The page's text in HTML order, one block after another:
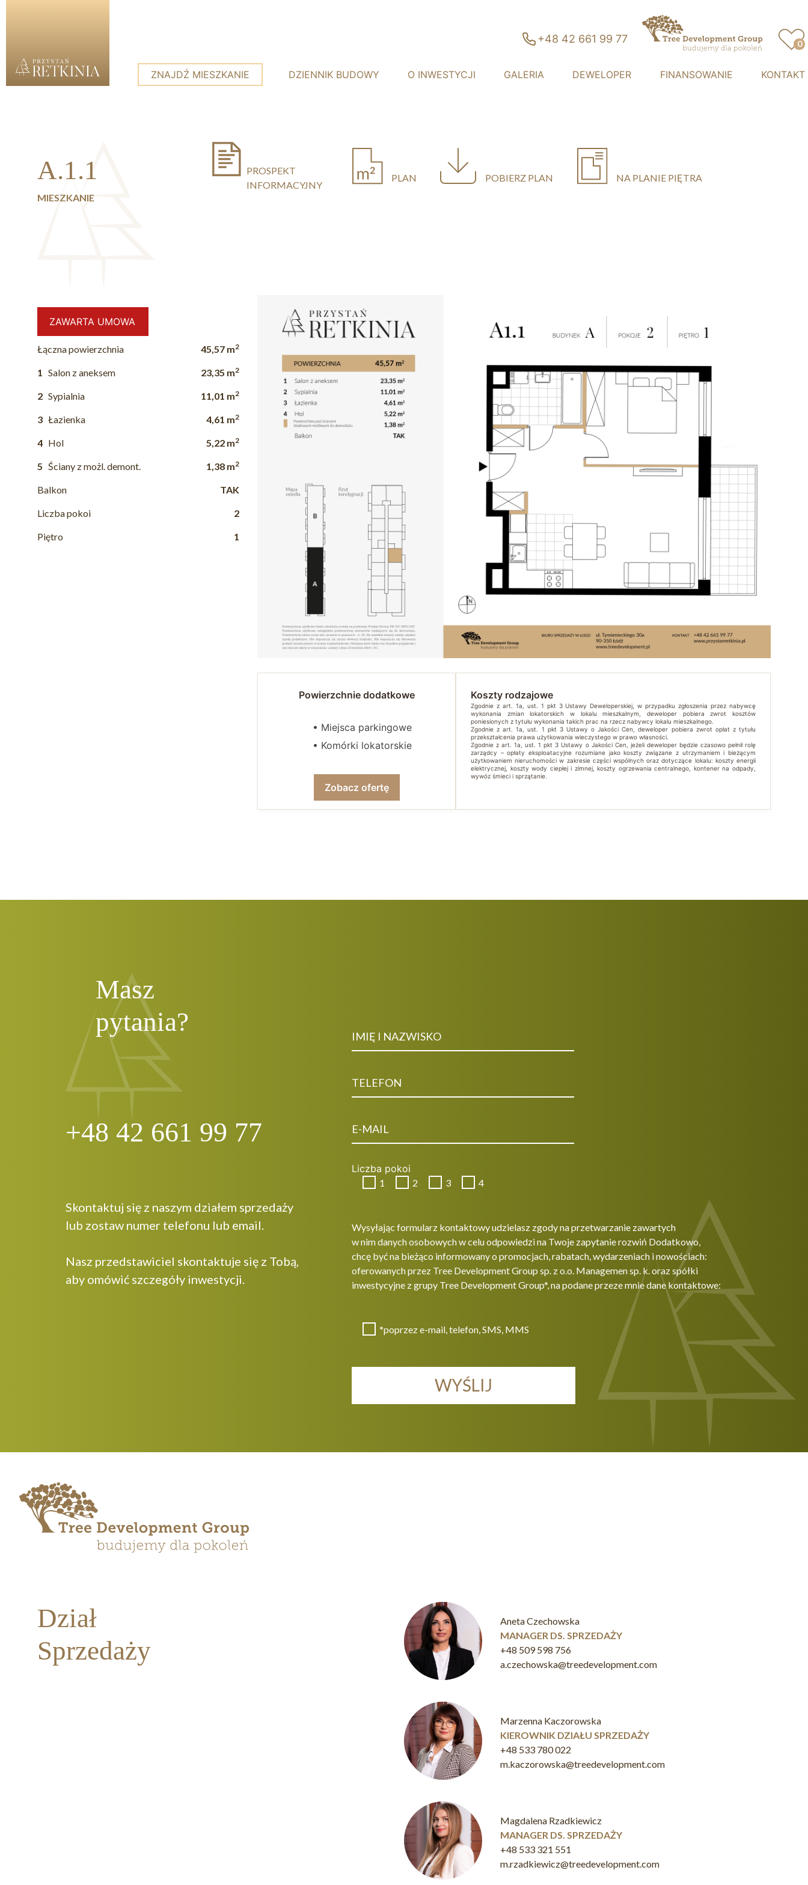
0
+48 42 661 99 77
ZNAJDŹ MIESZKANIE DZIENNIK BUDOWY O INWESTYCJI GALERIA DEWELOPER FINANSOWANIE KONTAKT
A.1.1
MIESZKANIE
PROSPEKT
INFORMACYJNY
PLAN POBIERZ PLAN NA PLANIE PIĘTRA
ZAWARTA UMOWA
Łączna powierzchnia 45,57 m2
1 Salon z aneksem 23,35 m2
2 Sypialnia 11,01 m2
3 Łazienka 4,61 m2
4 Hol 5,22 m2
5 Ściany z możl. demont. 1,38 m2
Balkon TAK
Liczba pokoi 2
Piętro 1
Powierzchnie dodatkowe
• Miejsca parkingowe
• Komórki lokatorskie
Zobacz ofertę
Koszty rodzajowe
Zgodnie z art. 1a, ust. 1 pkt 3 Ustawy Deweloperskiej, w przypadku zgłoszenia przez nabywcę
wykonania zmian lokatorskich w lokalu mieszkalnym, deweloper pobiera zwrot kosztów
poniesionych z tytułu wykonania takich prac na rzecz nabywcy lokalu mieszkalnego.
Zgodnie z art. 1a, ust. 1 pkt 3 Ustawy o Jakości Cen, deweloper pobiera zwrot opłat z tytułu
przekształcenia prawa użytkowania wieczystego w prawo własności.
Zgodnie z art. 1a, ust. 1 pkt 3 Ustawy o Jakości Cen, jeżeli deweloper będzie czasowo pełnił rolę
zarządcy – opłaty eksploatacyjne rozumiane jako koszty związane z utrzymaniem i bieżącym
użytkowaniem nieruchomości w zakresie części wspólnych oraz dotyczące lokalu: koszty energii
elektrycznej, koszty wody ciepłej i zimnej, koszty ogrzewania centralnego, kontener na odpady,
wywóz śmieci i sprzątanie.
Masz
pytania?
+48 42 661 99 77
Skontaktuj się z naszym działem sprzedaży
lub zostaw numer telefonu lub email.
Nasz przedstawiciel skontaktuje się z Tobą,
aby omówić szczegóły inwestycji.
Liczba pokoi
1 2 3 4
Wysyłając formularz kontaktowy udzielasz zgody na przetwarzanie zawartych
w nim danych osobowych w celu odpowiedzi na Twoje zapytanie rozwiń Dodatkowo,
chcę być na bieżąco informowany o promocjach, rabatach, wydarzeniach i nowościach:
oferowanych przez Tree Development Group sp. z o.o. Managemen sp. k. oraz spółki
inwestycyjne z grupy Tree Development Group*, na podane przeze mnie dane kontaktowe:
*poprzez e-mail, telefon, SMS, MMS
Dział
Sprzedaży
Aneta Czechowska
MANAGER DS. SPRZEDAŻY
+48 509 598 756
a.czechowska@treedevelopment.com
Marzenna Kaczorowska
KIEROWNIK DZIAŁU SPRZEDAŻY
+48 533 780 022
m.kaczorowska@treedevelopment.com
Magdalena Rzadkiewicz
MANAGER DS. SPRZEDAŻY
+48 533 321 551
m.rzadkiewicz@treedevelopment.com